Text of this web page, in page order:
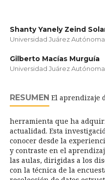
Shanty Yanely Zeind
Universidad Juárez
Gilberto Macías Murguía
Universidad Juárez
RESUMEN El aprendizaje
herramienta que ha
actualidad. Esta
conocer desde la
y contraste en el
las aulas, dirigidas a los
con la técnica de la